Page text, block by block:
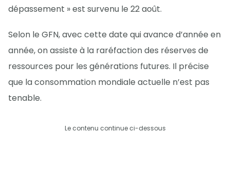
dépassement » est survenu le 22 août.
Selon le GFN, avec cette date qui avance d’année en
année, on assiste à la raréfaction des réserves de
ressources pour les générations futures. Il précise
que la consommation mondiale actuelle n’est pas
tenable.
Le contenu continue ci-dessous